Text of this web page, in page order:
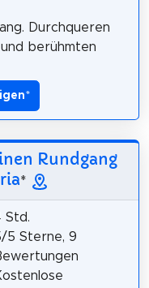
Durchqueren
berühmten
*
Rundgang
*
Std.
5 Sterne, 9